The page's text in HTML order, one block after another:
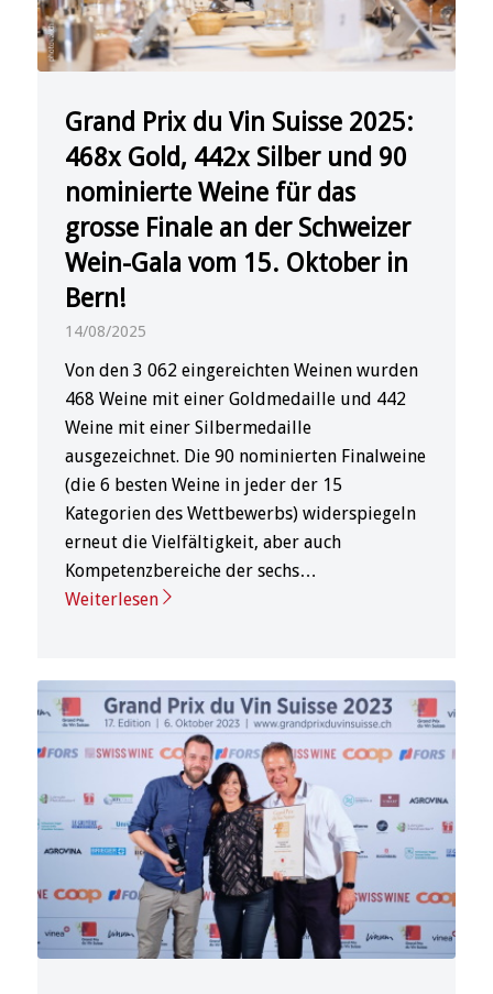
Grand Prix du Vin Suisse 2025:
468x Gold, 442x Silber und 90
nominierte Weine für das
grosse Finale an der Schweizer
Wein-Gala vom 15. Oktober in
Bern!
14/08/2025
Von den 3 062 eingereichten Weinen wurden
468 Weine mit einer Goldmedaille und 442
Weine mit einer Silbermedaille
ausgezeichnet. Die 90 nominierten Finalweine
(die 6 besten Weine in jeder der 15
Kategorien des Wettbewerbs) widerspiegeln
erneut die Vielfältigkeit, aber auch
Kompetenzbereiche der sechs…
Weiterlesen